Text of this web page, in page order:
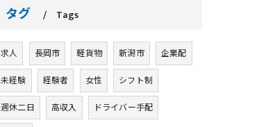
タグ Tags
求人 長岡市 軽貨物 新潟市
企業配
未経験
経験者 女性
シフト制
週休二日
高収入
ドライバー手配